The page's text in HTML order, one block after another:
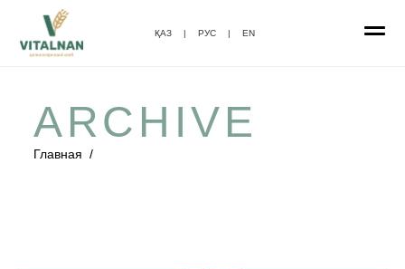
ҚАЗ | РУС | EN
ARCHIVE
Главная /